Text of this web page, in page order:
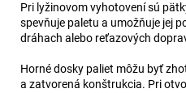
Pri lyžinovom vyhotovení sú
spevňuje paletu a umožňuje jej
dráhach alebo reťazových
Horné dosky paliet môžu byť
a zatvorená konštrukcia. Pri